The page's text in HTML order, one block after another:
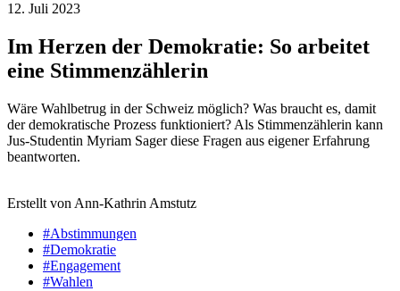
12. Juli 2023
Im Herzen der Demokratie: So arbeitet
eine Stimmenzählerin
Wäre Wahlbetrug in der Schweiz möglich? Was braucht es, damit
der demokratische Prozess funktioniert? Als Stimmenzählerin kann
Jus-Studentin Myriam Sager diese Fragen aus eigener Erfahrung
beantworten.
Erstellt von Ann-Kathrin Amstutz
#Abstimmungen
#Demokratie
#Engagement
#Wahlen